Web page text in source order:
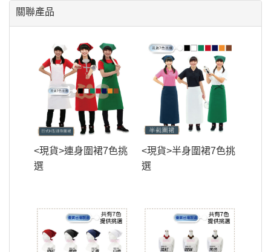
關聯產品
<現貨>連身圍裙7色挑
選
<現貨>半身圍裙7色挑
選